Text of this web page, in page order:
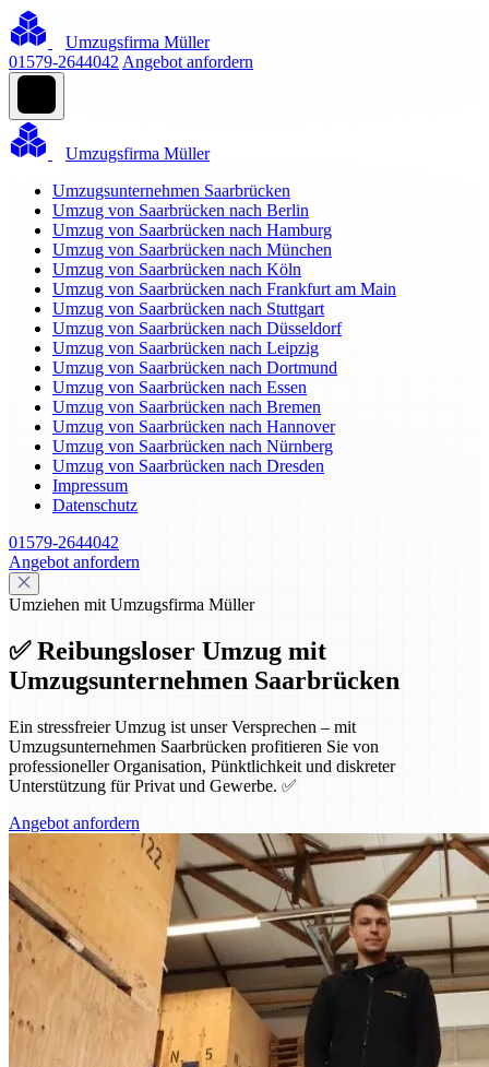
Umzugsfirma Müller
01579-2644042 Angebot anfordern
Umzugsfirma Müller
Umzugsunternehmen Saarbrücken
Umzug von Saarbrücken nach Berlin
Umzug von Saarbrücken nach Hamburg
Umzug von Saarbrücken nach München
Umzug von Saarbrücken nach Köln
Umzug von Saarbrücken nach Frankfurt am Main
Umzug von Saarbrücken nach Stuttgart
Umzug von Saarbrücken nach Düsseldorf
Umzug von Saarbrücken nach Leipzig
Umzug von Saarbrücken nach Dortmund
Umzug von Saarbrücken nach Essen
Umzug von Saarbrücken nach Bremen
Umzug von Saarbrücken nach Hannover
Umzug von Saarbrücken nach Nürnberg
Umzug von Saarbrücken nach Dresden
Impressum
Datenschutz
01579-2644042
Angebot anfordern
Umziehen mit Umzugsfirma Müller
✅ Reibungsloser Umzug mit
Umzugsunternehmen Saarbrücken
Ein stressfreier Umzug ist unser Versprechen – mit
Umzugsunternehmen Saarbrücken profitieren Sie von
professioneller Organisation, Pünktlichkeit und diskreter
Unterstützung für Privat und Gewerbe. ✅
Angebot anfordern